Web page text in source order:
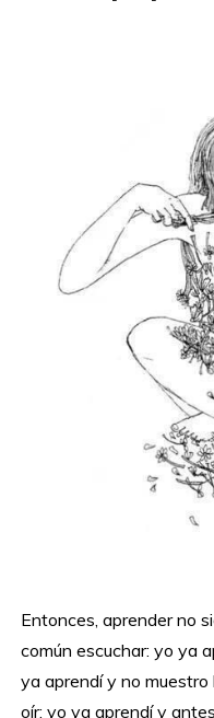
Entonces, aprender no
común escuchar: yo ya
ya aprendí y no
oír: yo ya aprendí y